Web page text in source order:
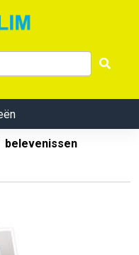
belevenissen